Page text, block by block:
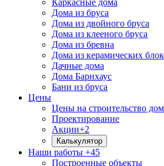
Каркасные дома
Дома из бруса
Дома из двойного бруса
Дома из клееного бруса
Дома из бревна
Дома из керамических
Дачные дома
Дома Барнхаус
Бани из бруса
Цены
Цены на строительство
Проектирование
Акции+2
Калькулятор
Наши работы +45
Построенные объекты